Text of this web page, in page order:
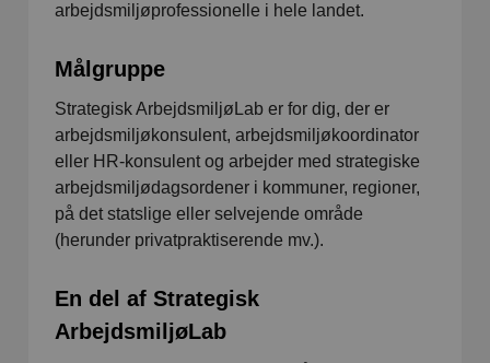
arbejdsmiljøprofessionelle i hele landet.
Målgruppe
Strategisk ArbejdsmiljøLab er for dig, der er
arbejdsmiljøkonsulent, arbejdsmiljøkoordinator
eller HR-konsulent og arbejder med strategiske
arbejdsmiljødagsordener i kommuner, regioner,
på det statslige eller selvejende område
(herunder privatpraktiserende mv.).
En del af Strategisk
ArbejdsmiljøLab